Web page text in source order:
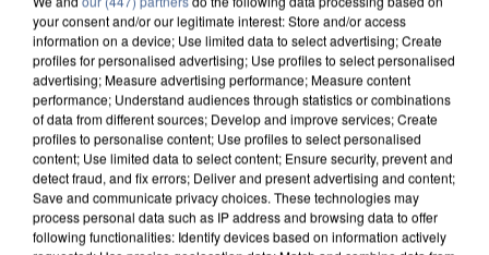
your consent and/or our legitimate interest: Store and/or access
information on a device; Use limited data to select advertising; Create
profiles for personalised advertising; Use profiles to select personalised
advertising; Measure advertising performance; Measure content
performance; Understand audiences through statistics or combinations
of data from different sources; Develop and improve services; Create
profiles to personalise content; Use profiles to select personalised
content; Use limited data to select content; Ensure security, prevent and
detect fraud, and fix errors; Deliver and present advertising and content;
Save and communicate privacy choices. These technologies may
process personal data such as IP address and browsing data to offer
following functionalities: Identify devices based on information actively